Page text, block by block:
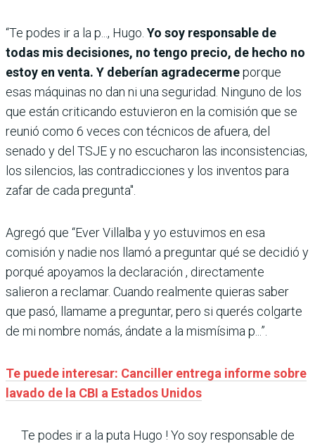
“Te podes ir a la p..., Hugo. Yo soy responsable de
todas mis decisiones, no tengo precio, de hecho no
estoy en venta. Y deberían agradecermeporque
esas máquinas no dan ni una seguridad. Ninguno de los
que están criticando estuvieron en la comisión que se
reunió como 6 veces con técnicos de afuera, del
senado y del TSJE y no escucharon las inconsistencias,
los silencios, las contradicciones y los inventos para
zafar de cada pregunta".
Agregó que “Ever Villalba y yo estuvimos en esa
comisión y nadie nos llamó a preguntar qué se decidió y
porqué apoyamos la declaración , directamente
salieron a reclamar. Cuando realmente quieras saber
que pasó, llamame a preguntar, pero si querés colgarte
de mi nombre nomás, ándate a la mismísima p...”.
Te puede interesar: Canciller entrega informe sobre
lavado de la CBI a Estados Unidos
Te podes ir a la puta Hugo ! Yo soy responsable de